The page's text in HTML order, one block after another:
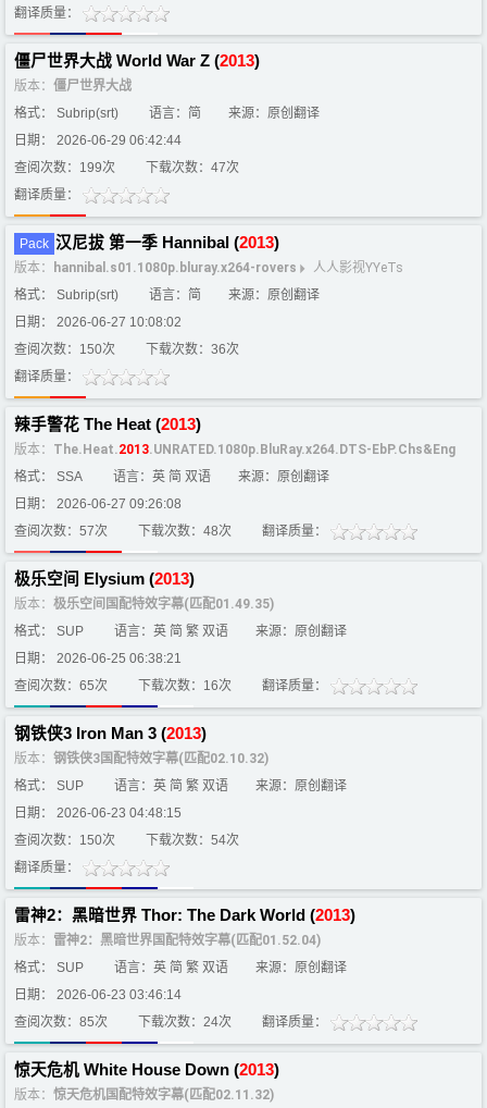
翻译质量：
僵尸世界大战 World War Z (2013)
版本： 僵尸世界大战
格式： Subrip(srt)
语言：简
来源：原创翻译
日期： 2026-06-29 06:42:44
查阅次数：199次
下载次数：47次
翻译质量：
Pack 汉尼拔 第一季 Hannibal (2013)
版本： hannibal.s01.1080p.bluray.x264-rovers
人人影视YYeTs
格式： Subrip(srt)
语言：简
来源：原创翻译
日期： 2026-06-27 10:08:02
查阅次数：150次
下载次数：36次
翻译质量：
辣手警花 The Heat (2013)
版本： The.Heat.2013.UNRATED.1080p.BluRay.x264.DTS-EbP.Chs&Eng
格式： SSA
语言：英 简 双语
来源：原创翻译
日期： 2026-06-27 09:26:08
查阅次数：57次
下载次数：48次 翻译质量：
极乐空间 Elysium (2013)
版本： 极乐空间国配特效字幕(匹配01.49.35)
格式： SUP
语言：英 简 繁 双语
来源：原创翻译
日期： 2026-06-25 06:38:21
查阅次数：65次
下载次数：16次 翻译质量：
钢铁侠3 Iron Man 3 (2013)
版本： 钢铁侠3国配特效字幕(匹配02.10.32)
格式： SUP
语言：英 简 繁 双语
来源：原创翻译
日期： 2026-06-23 04:48:15
查阅次数：150次
下载次数：54次
翻译质量：
雷神2：黑暗世界 Thor: The Dark World (2013)
版本： 雷神2：黑暗世界国配特效字幕(匹配01.52.04)
格式： SUP
语言：英 简 繁 双语
来源：原创翻译
日期： 2026-06-23 03:46:14
查阅次数：85次
下载次数：24次 翻译质量：
惊天危机 White House Down (2013)
版本： 惊天危机国配特效字幕(匹配02.11.32)